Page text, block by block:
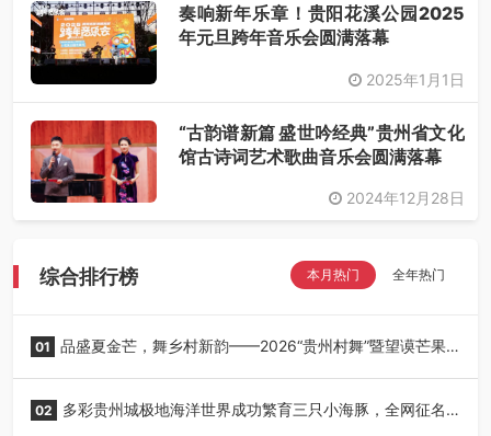
奏响新年乐章！贵阳花溪公园2025
年元旦跨年音乐会圆满落幕
2025年1月1日
“古韵谱新篇 盛世吟经典”贵州省文化
馆古诗词艺术歌曲音乐会圆满落幕
2024年12月28日
综合排行榜 本月热门 全年热门
01 品盛夏金芒，舞乡村新韵——2026“贵州村舞”暨望谟芒果
02 多彩贵州城极地海洋世界成功繁育三只小海豚，全网征名